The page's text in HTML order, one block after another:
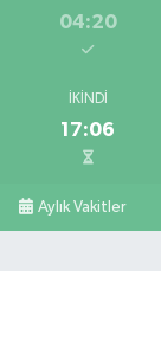
04:20
İKINDI
17:06
Aylık Vakitler